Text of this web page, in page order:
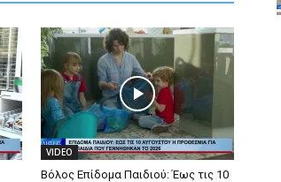
VIDEO
Βόλος Επίδομα Παιδιού: Έως τις 10